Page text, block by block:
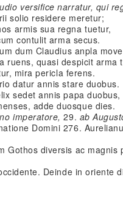
versifice narratur, qui
solio residere meretur;
armis sua regna tuetur,
contulit arma secus.
dum Claudius anpla
ruens, quasi despicit arma
mira pericla ferens.
datur annis stare duobus.
sedet annis papa duobus,
adde duosque dies.
imperatore, 29. ab
Domini 276.
Gothos diversis ac
Deinde in oriente